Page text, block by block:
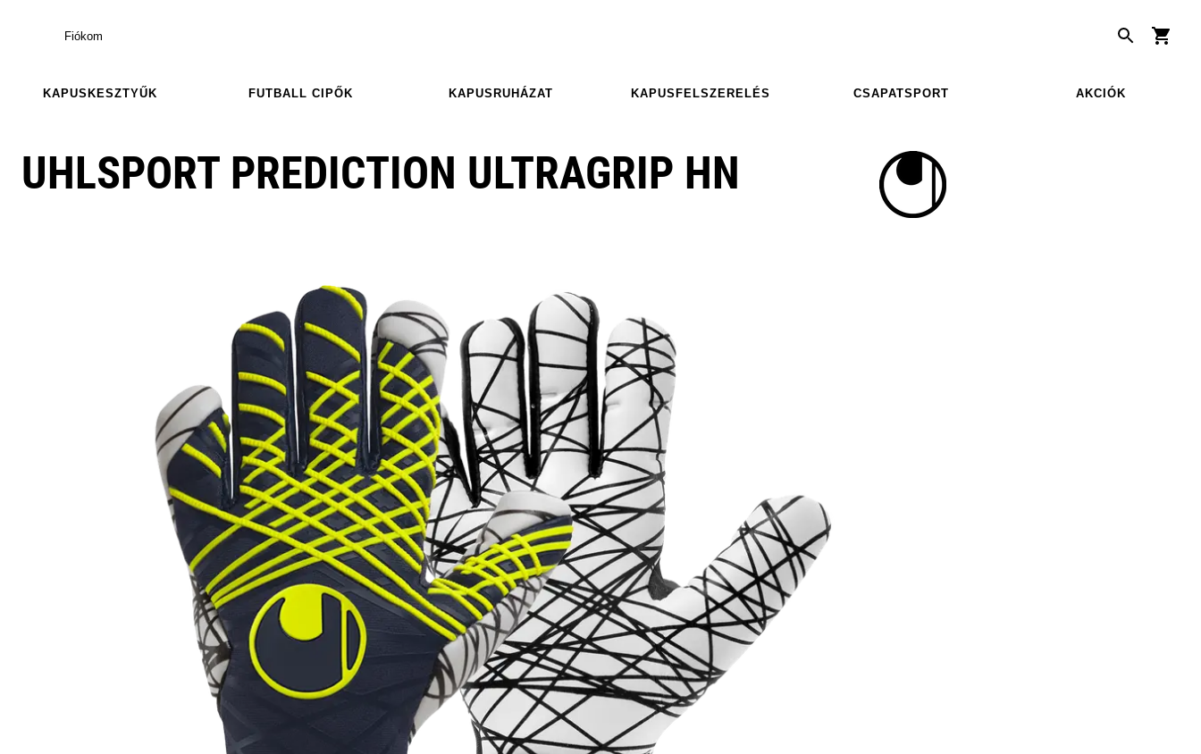
Fiókom
KAPUSKESZTYŰK FUTBALL CIPŐK KAPUSRUHÁZAT KAPUSFELSZERELÉS CSAPATSPORT AKCIÓK
UHLSPORT PREDICTION ULTRAGRIP HN